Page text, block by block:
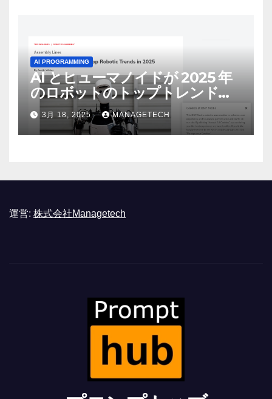
AI PROGRAMMING
AI とヒューマノイドが 2025 年
のロボットのトップトレンドに |
ASSEMBLY
3月 18, 2025 MANAGETECH
運営: 株式会社Managetech